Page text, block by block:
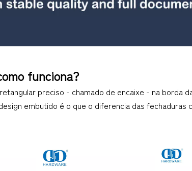
funciona?
preciso - chamado de encaixe - na borda
embutido é o que o diferencia das